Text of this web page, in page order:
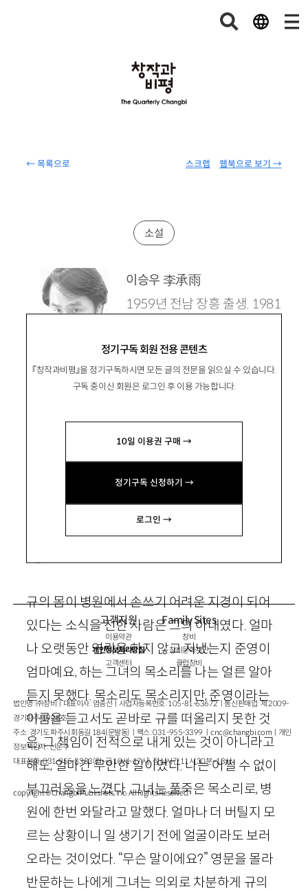
← 목록으로 웹북으로 보기 →
스크랩
정기구독 회원 전용 콘텐츠
『창작과비평』을 정기구독하시면 모든 글의 전문을 읽으실 수 있습니다.
구독 중이신 회원은 로그인 후 이용 가능합니다.
10일 이용권 구매 →
정기구독 신청하기 →
로그인 →
소설
이승우 李承雨
1959년 전남 장흥 출생. 1981
집 『미궁에 대한 추측』, 장편
소설 『생의 이면』 『식물들의 사생활』 『그곳이 어
오래된 일기
1
규의 몸이 병원에서 손쓰기 어려운 지경이 되어
있다는 소식을 전한 사람은 그의 아내였다. 얼마
나 오랫동안 연락을 하지 않고 지냈는지 준영이
엄마예요, 하는 그녀의 목소리를 나는 얼른 알아
듣지 못했다. 목소리도 목소리지만, 준영이라는
이름을 듣고서도 곧바로 규를 떠올리지 못한 것
은, 그 책임이 전적으로 내게 있는 것이 아니라고
해도, 얼마간 무안한 일이었다. 나는 어쩔 수 없이
부끄러움을 느꼈다. 그녀는 풀죽은 목소리로, 병
원에 한번 와달라고 말했다. 얼마나 더 버틸지 모
르는 상황이니 일 생기기 전에 얼굴이라도 보러
오라는 것이었다. “무슨 말이에요?” 영문을 몰라
반문하는 나에게 그녀는 의외로 차분하게 규의
고객지원
이용약관
개인정보처리방침
고객센터
Family Sites
창비
창비문화재단
클럽창비
법인명 : ㈜창비ㅣ대표이사 : 염종선ㅣ사업자등록번호 : 105-81-63672ㅣ통신판매업 : 제 2009-
경기파주-1928호
주소 : 경기도 파주시 회동길 184(문발동)ㅣ팩스 : 031-955-3399 ㅣcnc@changbi.com ㅣ개인
정보책임자 : 신문수
대표전화 : 031-955-3333(월~금 10시~17시), 점심시간 11시 30분~13시
copyright © Changbi Publishers, inc. All Rights Reserved.